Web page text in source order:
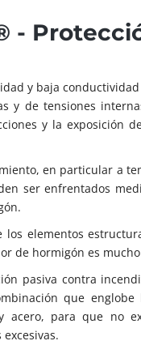
-
y baja
y de tensiones
y la exposición
en particular a
ser enfrentados
los elementos
de hormigón es
pasiva contra
que
acero, para que no